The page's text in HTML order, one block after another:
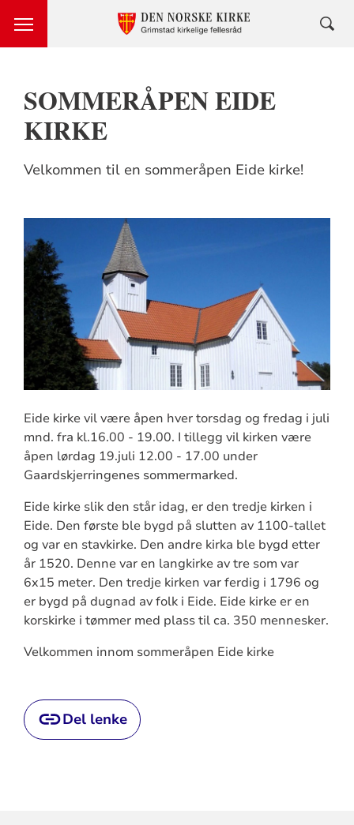
SOMMERÅPEN EIDE
KIRKE
Velkommen til en sommeråpen Eide kirke!
Eide kirke vil være åpen hver torsdag og fredag i juli
mnd. fra kl.16.00 - 19.00. I tillegg vil kirken være
åpen lørdag 19.juli 12.00 - 17.00 under
Gaardskjerringenes sommermarked.
Eide kirke slik den står idag, er den tredje kirken i
Eide. Den første ble bygd på slutten av 1100-tallet
og var en stavkirke. Den andre kirka ble bygd etter
år 1520. Denne var en langkirke av tre som var
6x15 meter. Den tredje kirken var ferdig i 1796 og
er bygd på dugnad av folk i Eide. Eide kirke er en
korskirke i tømmer med plass til ca. 350 mennesker.
Velkommen innom sommeråpen Eide kirke
Del lenke